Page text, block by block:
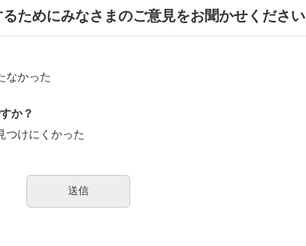
ためにみなさまのご意見をお聞かせください
なかった
か？
つけにくかった